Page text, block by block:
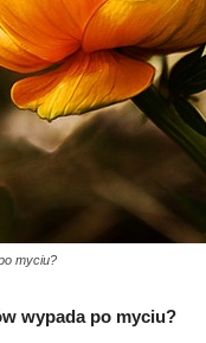
myciu?
wypada po myciu?